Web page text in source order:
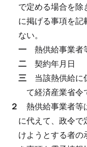
で定める場合を
に掲げる事項を記
ない。
一 熱供給事業者
二 契約年月日
三 当該熱供給に
て経済産業省令
２ 熱供給事業者等
に代えて、政令
けようとする者